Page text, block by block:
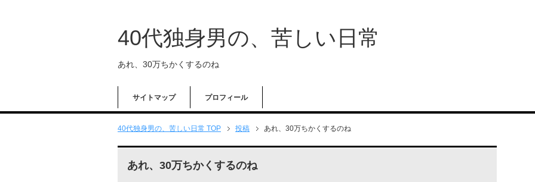
40代独身男の、苦しい日常
あれ、30万ちかくするのね
サイトマップ プロフィール
40代独身男の、苦しい日常 TOP 投稿 あれ、30万ちかくするのね
あれ、30万ちかくするのね